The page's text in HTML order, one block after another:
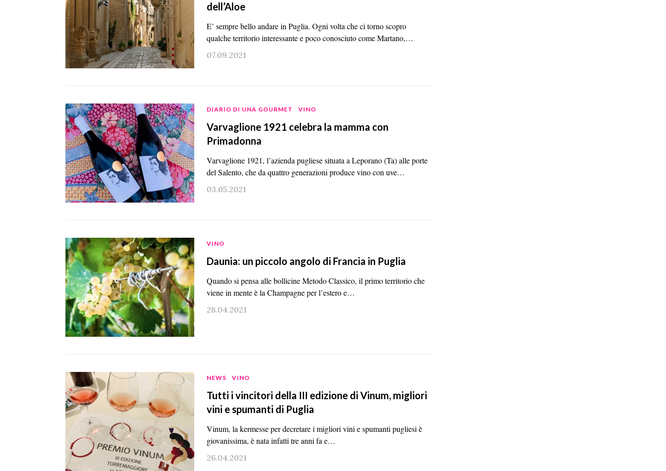
dell’Aloe
E’ sempre bello andare in Puglia. Ogni volta che ci torno scopro
qualche territorio interessante e poco conosciuto come Martano,…
07.09.2021
DIARIO DI UNA GOURMET VINO
Varvaglione 1921 celebra la mamma con
Primadonna
Varvaglione 1921, l’azienda pugliese situata a Leporano (Ta) alle porte
del Salento, che da quattro generazioni produce vino con uve…
03.05.2021
VINO
Daunia: un piccolo angolo di Francia in Puglia
Quando si pensa alle bollicine Metodo Classico, il primo territorio che
viene in mente è la Champagne per l’estero e…
28.04.2021
NEWS VINO
Tutti i vincitori della III edizione di Vinum, migliori
vini e spumanti di Puglia
Vinum, la kermesse per decretare i migliori vini e spumanti pugliesi è
giovanissima, è nata infatti tre anni fa e…
26.04.2021